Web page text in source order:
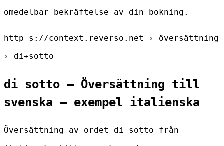
omedelbar bekräftelse av din bokning.
http s://context.reverso.net › översättning
› di+sotto
di sotto – Översättning till
svenska – exempel italienska
Översättning av ordet di sotto från